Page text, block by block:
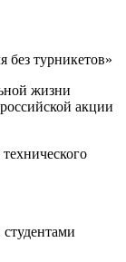
жизни
акции